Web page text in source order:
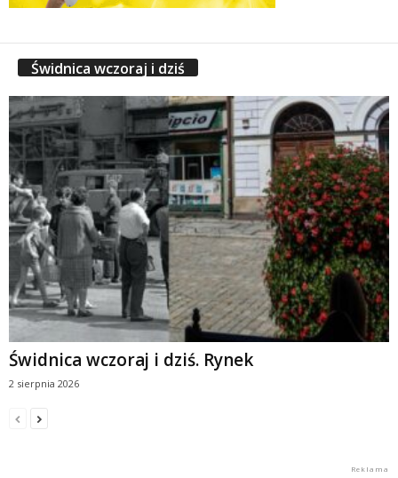
Świdnica wczoraj i dziś
Świdnica wczoraj i dziś. Rynek
2 sierpnia 2026